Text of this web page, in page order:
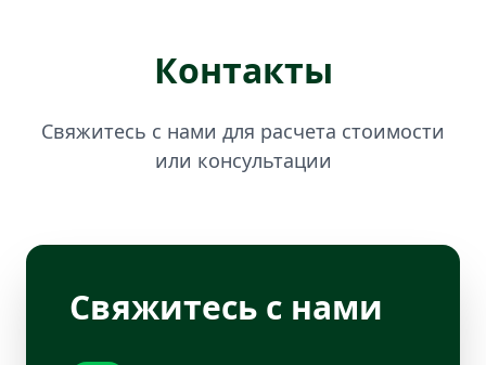
Контакты
Свяжитесь с нами для расчета стоимости
или консультации
Свяжитесь с нами